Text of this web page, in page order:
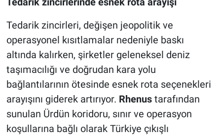
Tedarik zincirleri, değişen jeopolitik ve
operasyonel kısıtlamalar nedeniyle baskı
altında kalırken, şirketler geleneksel deniz
taşımacılığı ve doğrudan kara yolu
bağlantılarının ötesinde esnek rota seçenekleri
arayışını giderek artırıyor. Rhenustarafından
sunulan Ürdün koridoru, sınır ve operasyon
koşullarına bağlı olarak Türkiye çıkışlı